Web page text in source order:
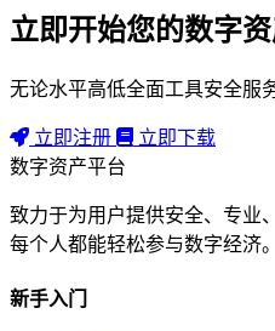
立即开始您的数字
无论水平高低全面工具安全服
立即注册
立即下载
数字资产平台
致力于为用户提供安全、专业
每个人都能轻松参与数字经济。
新手入门